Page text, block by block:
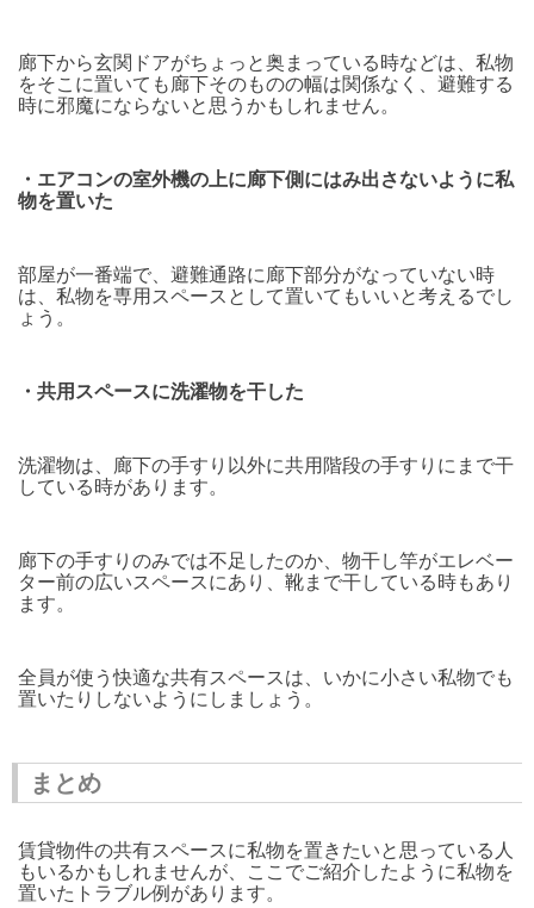
廊下から玄関ドアがちょっと奥まっている時などは、私物
をそこに置いても廊下そのものの幅は関係なく、避難する
時に邪魔にならないと思うかもしれません。
・エアコンの室外機の上に廊下側にはみ出さないように私
物を置いた
部屋が一番端で、避難通路に廊下部分がなっていない時
は、私物を専用スペースとして置いてもいいと考えるでし
ょう。
・共用スペースに洗濯物を干した
洗濯物は、廊下の手すり以外に共用階段の手すりにまで干
している時があります。
廊下の手すりのみでは不足したのか、物干し竿がエレベー
ター前の広いスペースにあり、靴まで干している時もあり
ます。
全員が使う快適な共有スペースは、いかに小さい私物でも
置いたりしないようにしましょう。
まとめ
賃貸物件の共有スペースに私物を置きたいと思っている人
もいるかもしれませんが、ここでご紹介したように私物を
置いたトラブル例があります。